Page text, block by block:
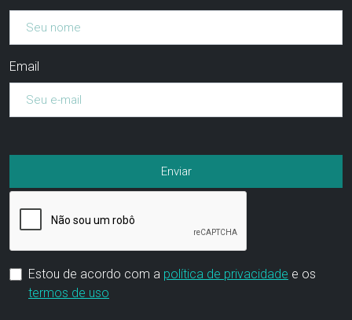
Email
Estou de acordo com a política de privacidade e os
termos de uso